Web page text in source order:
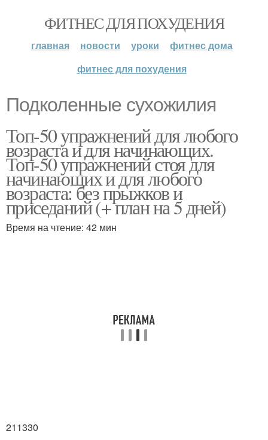
ФИТНЕС ДЛЯ ПОХУДЕНИЯ
главная новости уроки
фитнес дома
фитнес для похудения
Подколенные сухожилия
Топ-50 упражнений для любого
возраста и для начинающих.
Топ-50 упражнений стоя для
начинающих и для любого
возраста: без прыжков и
приседаний (+ план на 5 дней)
Время на чтение: 42 мин
211330